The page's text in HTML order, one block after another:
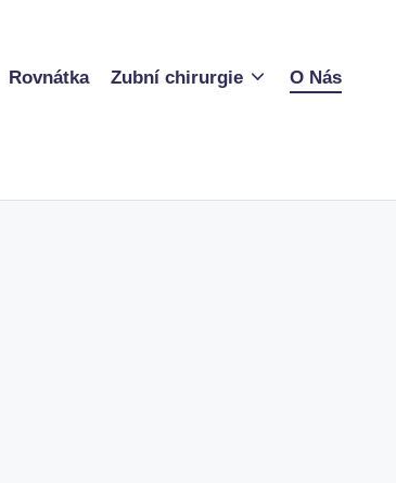
Rovnátka Zubní chirurgie O Nás